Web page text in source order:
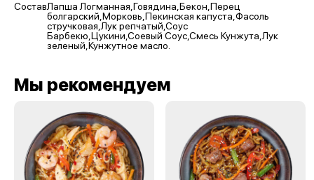
СоставЛапша Логманная,Говядина,Бекон,Перец
болгарский,Морковь,Пекинская капуста,Фасоль
стручковая,Лук репчатый,Соус
Барбекю,Цукини,Соевый Соус,Смесь Кунжута,Лук
зеленый,Кунжутное масло.
Мы рекомендуем